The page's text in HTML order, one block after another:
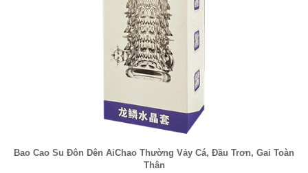
Bao Cao Su Đôn Dên AiChao Thường Vảy Cá, Đầu Trơn, Gai Toàn
Thân